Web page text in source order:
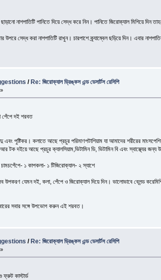
নাশপাতিটি পানিতে দিয়ে সেদ্ধ করে নিন। পানিতে জিরোক্যাল মিশিয়ে দিন
সেদ্ধ করা নাশপাতিটি রাখুন। চারপাশে ক্র্যাম্বেল ছড়িয়ে দিন। এবার
/Re: জিরোক্যাল ড্রিঙ্কস এন্ড ডেসার্টস রেসিপি
পেঁপে দই শরবত
পুষ্টিকর। কলাতে আছে প্রচুর পরিমাণপটাশিয়াম যা আমাদের শরীরের
টক দইয়ে আছে প্রচুর ক্যালসিয়াম,ভিটামিন ডি, ভিটামিন বি এবং স্বাস্থ্যের
১ কাপকলা- ১ টিজিরোক্যাল- ২ স্যাশে
উপকরণ যেমন দই, কলা, পেঁপে ও জিরোক্যাল দিয়ে দিন। ভালোভাবে ব্লেন্ড
সবার সঙ্গে উপভোগ করুন এই শরবত।
/ Re: জিরোক্যাল ড্রিঙ্কস এন্ড ডেসার্টস রেসিপি
ফ্রুট কাস্টার্ড